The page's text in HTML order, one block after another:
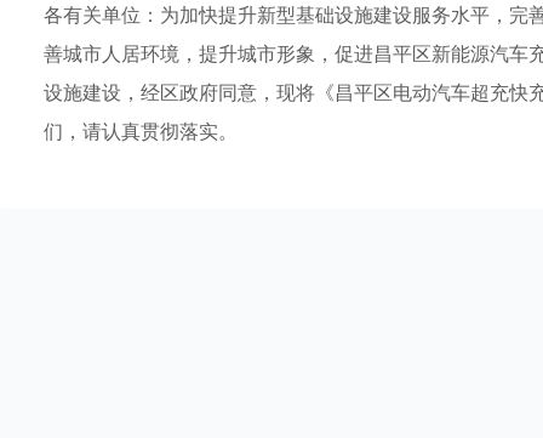
各有关单位：为加快提升新型基础设施建设服务水平，
善城市人居环境，提升城市形象，促进昌平区新能源汽
设施建设，经区政府同意，现将《昌平区电动汽车超充
们，请认真贯彻落实。